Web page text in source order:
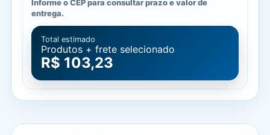
Informe o CEP para consultar prazo e valor de
entrega.
Total estimado
Produtos + frete selecionado
R$ 103,23